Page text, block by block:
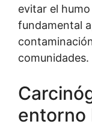
evitar el
fundamental
comunidades.
entorno